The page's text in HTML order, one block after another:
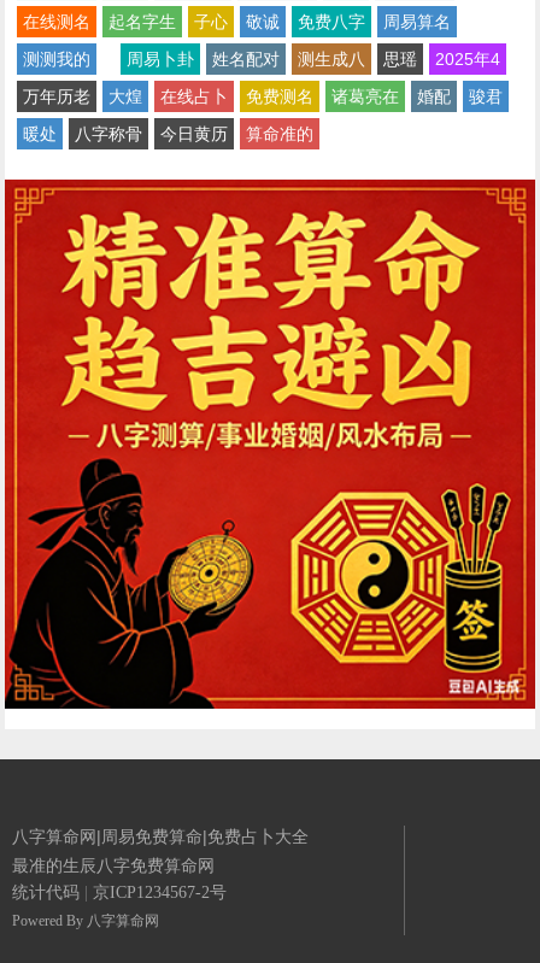
在线测名
起名字生 子心 敬诚 免费八字
周易算名
测测我的
周易卜卦 姓名配对 测生成八 思瑶
2025年4
万年历老
大煌 在线占卜 免费测名 诸葛亮在 婚配
骏君
暖处
八字称骨 今日黄历 算命准的
八字算命网|周易免费算命|免费占卜大全
最准的生辰八字免费算命网
统计代码 京ICP1234567-2号
Powered By 八字算命网